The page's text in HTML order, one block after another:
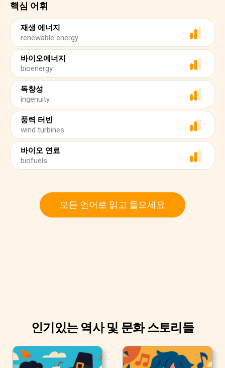
핵심 어휘
재생 에너지
renewable energy
바이오에너지
bioenergy
독창성
ingenuity
풍력 터빈
wind turbines
바이오 연료
biofuels
모든 언어로 읽고 들으세요
인기있는 역사 및 문화 스토리들